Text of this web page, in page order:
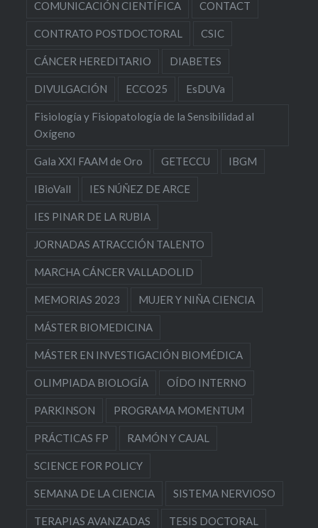
COMUNICACIÓN CIENTÍFICA CONTACT
CONTRATO POSTDOCTORAL CSIC
CÁNCER HEREDITARIO DIABETES
DIVULGACIÓN ECCO25 EsDUVa
Fisiología y Fisiopatología de la Sensibilidad al
Oxígeno
Gala XXI FAAM de Oro GETECCU IBGM
IBioVall IES NÚÑEZ DE ARCE
IES PINAR DE LA RUBIA
JORNADAS ATRACCIÓN TALENTO
MARCHA CÁNCER VALLADOLID
MEMORIAS 2023 MUJER Y NIÑA CIENCIA
MÁSTER BIOMEDICINA
MÁSTER EN INVESTIGACIÓN BIOMÉDICA
OLIMPIADA BIOLOGÍA OÍDO INTERNO
PARKINSON PROGRAMA MOMENTUM
PRÁCTICAS FP RAMÓN Y CAJAL
SCIENCE FOR POLICY
SEMANA DE LA CIENCIA SISTEMA NERVIOSO
TERAPIAS AVANZADAS TESIS DOCTORAL